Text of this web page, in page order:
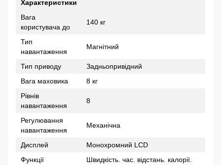
Характеристики
Вага
користувача до
140 кг
Тип
навантаження
Магнітний
Тип приводу
Задньопривідний
Вага маховика
8 кг
Рівнів
навантаження
8
Регулювання
навантаження
Механічна
Дисплей
Монохромний LCD
Функції
Швидкість. час. відстань. калорії.